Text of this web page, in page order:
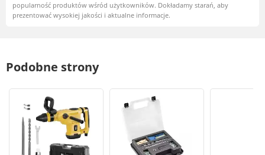
popularność produktów wśród użytkowników. Dokładamy starań, aby
prezentować wysokiej jakości i aktualne informacje.
Podobne strony